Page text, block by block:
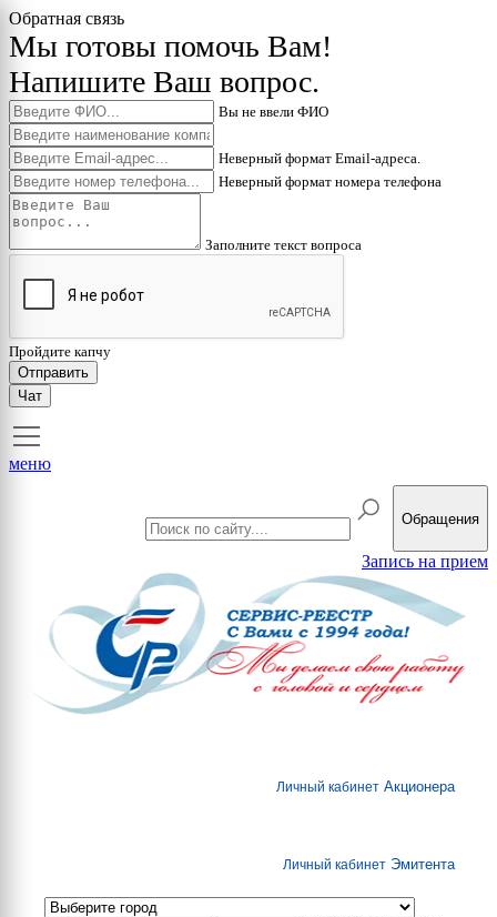
Обратная связь
Мы готовы помочь Вам!
Напишите Ваш вопрос.
Вы не ввели ФИО
Неверный формат Email-адреса.
Неверный формат номера телефона
Заполните текст вопроса
Пройдите капчу
Отправить
Чат
меню
Обращения
Запись на прием
Личный кабинет Акционера
Личный кабинет Эмитента